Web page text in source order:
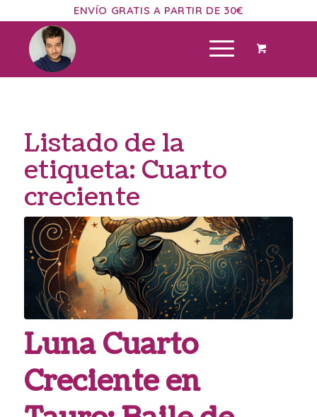
ENVÍO GRATIS A PARTIR DE 30€
Listado de la
etiqueta: Cuarto
creciente
Luna Cuarto
Creciente en